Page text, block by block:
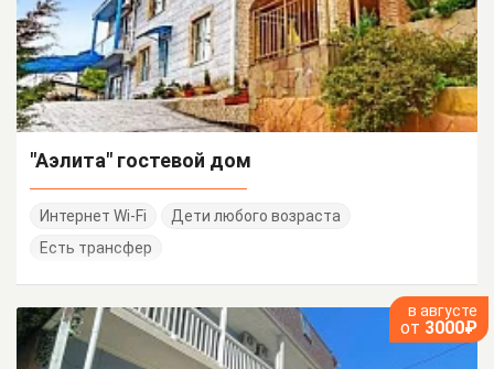
"Аэлита" гостевой дом
Интернет Wi-Fi
Дети любого возраста
Есть трансфер
в августе
от 3000₽